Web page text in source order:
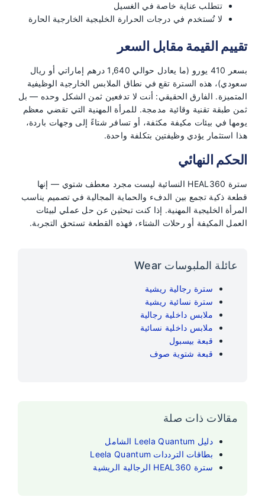
تتطلب عناية خاصة في الغسيل
لا تُستخدم في درجات الحرارة الخليجية الخارجية الحارة
تقييم القيمة مقابل السعر
بسعر 410 يورو (ما يعادل حوالي 1,640 درهم إماراتي أو ريال
سعودي)، هذه السترة تقع في نطاق الملابس الخارجية الوظيفية
المتميزة. الفارق الحقيقي: أنت لا تدفعين ثمن الشكل وحده — بل
ثمن طبقة تقنية وقائية مدمجة. للمرأة المهنية التي تقضي معظم
يومها في بيئات مكيفة مكثفة، أو تسافر شتاءً إلى وجهات باردة،
هذا استثمار يؤدي وظيفتين بتكلفة واحدة.
الحكم النهائي
سترة HEAL360 النسائية ليست مجرد معطف شتوي — إنها
قطعة ذكية تجمع بين الدفء والحماية المجالية في تصميم يناسب
المرأة الخليجية المهنية. إذا كنت تبحثين عن حل عملي لبيئات
العمل المكيفة أو رحلات الشتاء، فهذه القطعة تستحق التجربة.
عائلة الملبوسات Wear
سترة رجالية ريشية
سترة نسائية ريشية
ملابس داخلية رجالية
ملابس داخلية نسائية
قبعة بيسبول
قبعة شتوية صوف
مقالات ذات صلة
دليل Leela Quantum الشامل
بطاقات الترددات Leela Quantum
سترة HEAL360 الرجالية الريشية